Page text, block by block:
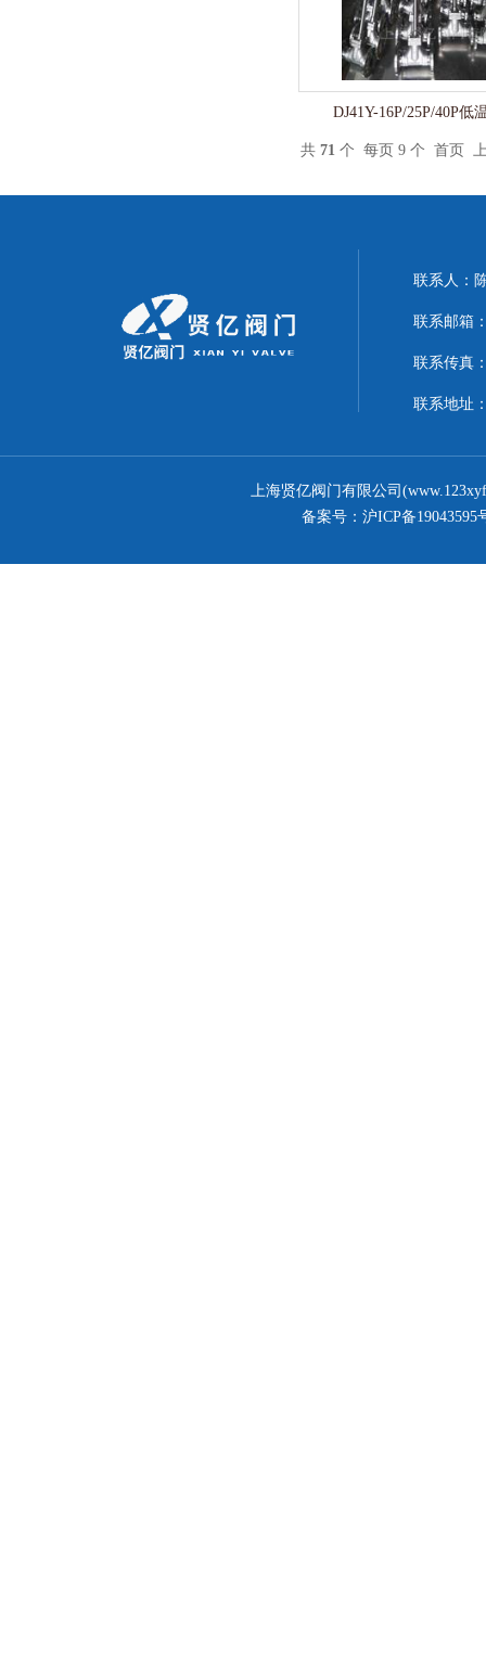
DJ41Y-16P/25P/40P低
共 71 个 每页 9 个 首页
联系人：
联系邮箱
联系传真
联系地址
上海贤亿阀门有限公司
备案号： 沪ICP备19043595